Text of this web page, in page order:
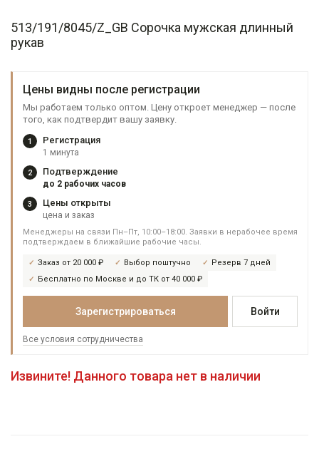
513/191/8045/Z_GB Сорочка мужская длинный
рукав
Цены видны после регистрации
Мы работаем только оптом. Цену откроет менеджер — после
того, как подтвердит вашу заявку.
1 Регистрация
1 минута
2 Подтверждение
до 2 рабочих часов
3 Цены открыты
цена и заказ
Менеджеры на связи Пн–Пт, 10:00–18:00. Заявки в нерабочее время
подтверждаем в ближайшие рабочие часы.
Заказ от 20 000 ₽ Выбор поштучно
Резерв 7 дней
Бесплатно по Москве и до ТК от 40 000 ₽
Зарегистрироваться Войти
Все условия сотрудничества
Извините! Данного товара нет в наличии